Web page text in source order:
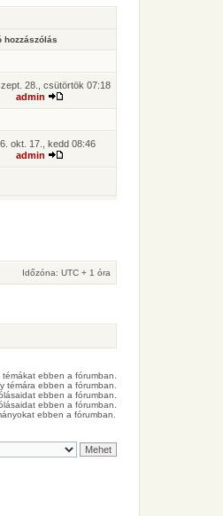
hozzászólás
28., csütörtök 07:18
admin
okt. 17., kedd 08:46
admin
Időzóna: UTC + 1 óra
témákat ebben a fórumban.
témára ebben a fórumban.
ebben a fórumban.
ebben a fórumban.
ebben a fórumban.